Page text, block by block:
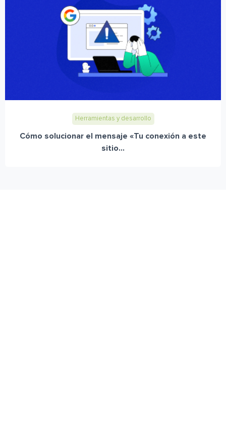
Herramientas y desarrollo
Cómo solucionar el mensaje «Tu conexión a este
sitio...